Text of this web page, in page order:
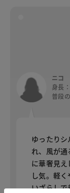
ニコ
身長
普段
ゆったり
れ、風が通
に華奢見
し気。軽
いざらし